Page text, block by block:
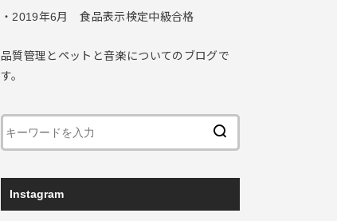
・2019年6月 食品表示検定中級合格
品質管理とペットと音楽についてのブログで
す。
Instagram